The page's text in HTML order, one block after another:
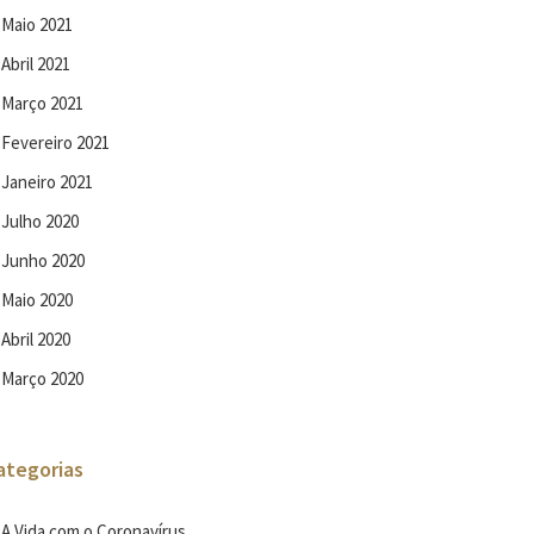
Maio 2021
Abril 2021
Março 2021
Fevereiro 2021
Janeiro 2021
Julho 2020
Junho 2020
Maio 2020
Abril 2020
Março 2020